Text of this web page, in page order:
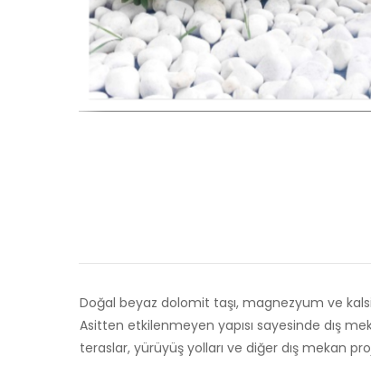
Doğal beyaz dolomit taşı, magnezyum ve
Asitten etkilenmeyen yapısı sayesinde dış
teraslar, yürüyüş yolları ve diğer dış mekan